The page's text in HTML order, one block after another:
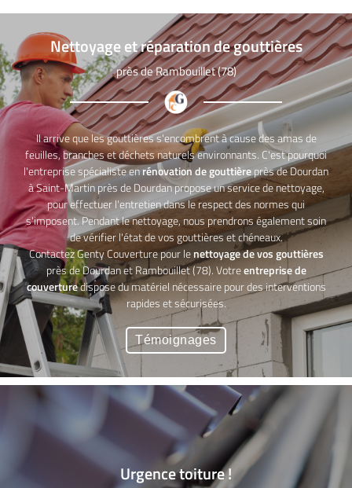
Nettoyage et réparation de gouttières
près de Rambouillet (78)
Il arrive que les gouttières s'encombrent à cause des amas de
feuilles, branches et déchets naturels environnants. C'est pourquoi
l'entreprise spécialiste enrénovation de gouttièreprès de Dourdan
à Saint-Martin près de Dourdan propose un service de nettoyage,
pour effectuer l'entretien dans le respect des normes qui
s'imposent. Pendant le nettoyage, nous prendrons également soin
de vérifier l'état de vos gouttières et chéneaux.
Contactez Genty Couverture pour lenettoyage de vos gouttières
près de Dourdan et Rambouillet (78). Votreentreprise de
couverturedispose du matériel nécessaire pour des interventions
rapides et sécurisées.
Témoignages
Urgence toiture !